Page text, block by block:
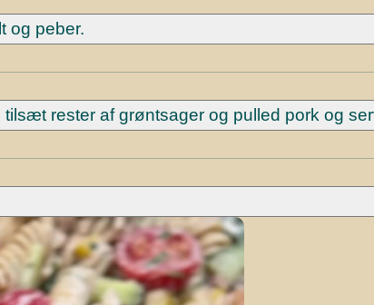
og peber.
rester af grøntsager og pulled pork og